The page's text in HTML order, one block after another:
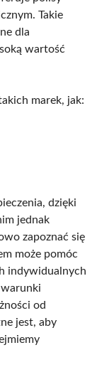
Takie
dla
wartość
marek, jak:
dzięki
jednak
zapoznać się
może pomóc
indywidualnych
od
jest, aby